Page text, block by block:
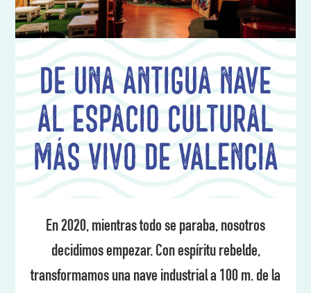
De una antigua nave
al espacio cultural
más vivo de Valencia
En 2020, mientras todo se paraba, nosotros
decidimos empezar. Con espíritu rebelde,
transformamos una nave industrial a 100 m. de la